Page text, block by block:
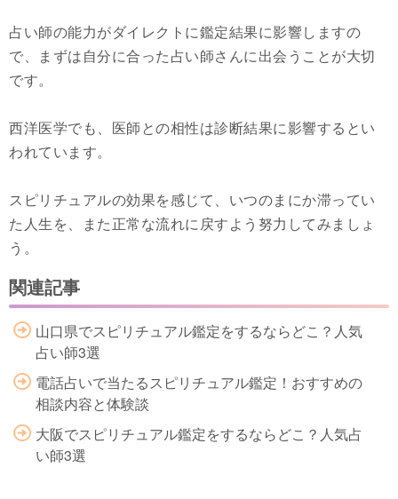
占い師の能力がダイレクトに鑑定結果に影響しますの
で、まずは自分に合った占い師さんに出会うことが大切
です。
西洋医学でも、医師との相性は診断結果に影響するとい
われています。
スピリチュアルの効果を感じて、いつのまにか滞ってい
た人生を、また正常な流れに戻すよう努力してみましょ
う。
関連記事
山口県でスピリチュアル鑑定をするならどこ？人気
占い師3選
電話占いで当たるスピリチュアル鑑定！おすすめの
相談内容と体験談
大阪でスピリチュアル鑑定をするならどこ？人気占
い師3選